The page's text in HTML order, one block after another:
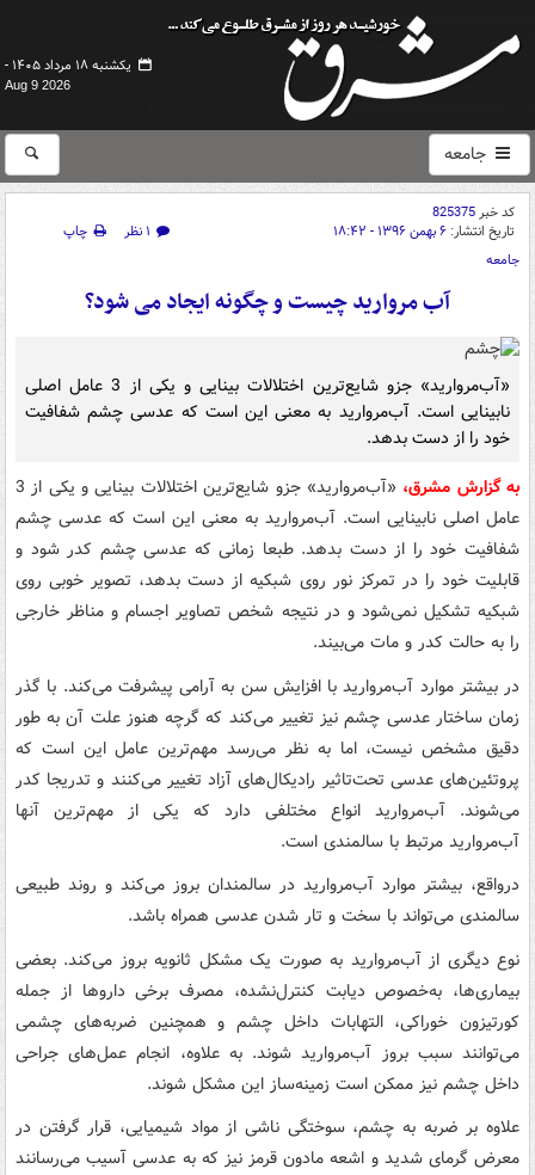
یکشنبه ۱۸ مرداد ۱۴۰۵ -
Aug 9 2026
جامعه
کد خبر825375
تاریخ انتشار: ۶ بهمن ۱۳۹۶ - ۱۸:۴۲ ۱ نظر
چاپ
جامعه
آب مروارید چیست و چگونه ایجاد می شود؟
«آب‌مروارید» جزو شایع‌ترین اختلالات بینایی و یکی از 3 عامل اصلی
نابینایی است. آب‌مروارید به معنی این است که عدسی چشم شفافیت
خود را از دست بدهد.
به گزارش مشرق،
«آب‌مروارید» جزو شایع‌ترین اختلالات بینایی و یکی از 3
عامل اصلی نابینایی است. آب‌مروارید به معنی این است که عدسی چشم
شفافیت خود را از دست بدهد. طبعا زمانی که عدسی چشم کدر شود و
قابلیت خود را در تمرکز نور روی شبکیه از دست بدهد، تصویر خوبی روی
شبکیه تشکیل نمی‌شود و در نتیجه شخص تصاویر اجسام و مناظر خارجی
را به حالت کدر و مات می‌بیند.
در بیشتر موارد آب‌مروارید با افزایش سن به آرامی پیشرفت می‌کند. با گذر
زمان ساختار عدسی چشم نیز تغییر می‌کند که گرچه هنوز علت آن به طور
دقیق مشخص نیست، اما به نظر می‌رسد مهم‌ترین عامل این است که
پروتئین‌های عدسی تحت‌تاثیر رادیکال‌های آزاد تغییر می‌کنند و تدریجا کدر
می‌شوند. آب‌مروارید انواع مختلفی دارد که یکی از مهم‌ترین آنها
آب‌مروارید مرتبط با سالمندی است.
درواقع، بیشتر موارد آب‌مروارید در سالمندان بروز می‌کند و روند طبیعی
سالمندی می‌تواند با سخت و تار شدن عدسی همراه باشد.
نوع دیگری از آب‌مروارید به صورت یک مشکل ثانویه بروز می‌کند. بعضی
بیماری‌ها، به‌خصوص دیابت کنترل‌نشده، مصرف برخی داروها از جمله
کورتیزون خوراکی، التهابات داخل چشم و همچنین ضربه‌های چشمی
می‌توانند سبب بروز آب‌مروارید شوند. به علاوه، انجام عمل‌های جراحی
داخل چشم نیز ممکن است زمینه‌ساز این مشکل شوند.
علاوه بر ضربه به چشم، سوختگی ناشی از مواد شیمیایی، قرار گرفتن در
معرض گرمای شدید و اشعه مادون قرمز نیز که به عدسی آسیب می‌رسانند